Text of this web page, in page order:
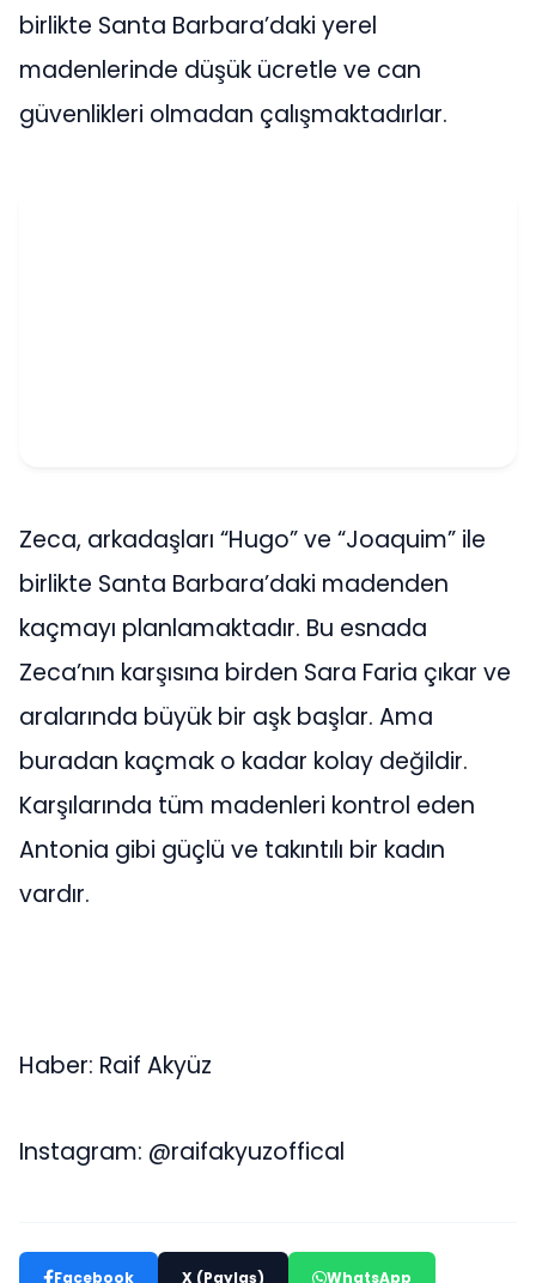
birlikte Santa Barbara’daki yerel
madenlerinde düşük ücretle ve can
güvenlikleri olmadan çalışmaktadırlar.
Zeca, arkadaşları “Hugo” ve “Joaquim” ile
birlikte Santa Barbara’daki madenden
kaçmayı planlamaktadır. Bu esnada
Zeca’nın karşısına birden Sara Faria çıkar ve
aralarında büyük bir aşk başlar. Ama
buradan kaçmak o kadar kolay değildir.
Karşılarında tüm madenleri kontrol eden
Antonia gibi güçlü ve takıntılı bir kadın
vardır.
Haber: Raif Akyüz
Instagram: @raifakyuzoffical
Facebook X (Paylaş) WhatsApp